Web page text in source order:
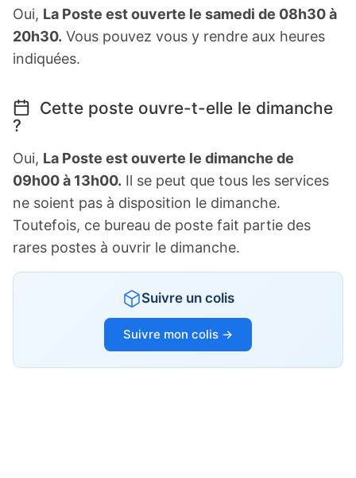
Oui, La Poste est ouverte le samedi de 08h30 à
20h30. Vous pouvez vous y rendre aux heures
indiquées.
Cette poste ouvre-t-elle le dimanche
?
Oui, La Poste est ouverte le dimanche de
09h00 à 13h00. Il se peut que tous les services
ne soient pas à disposition le dimanche.
Toutefois, ce bureau de poste fait partie des
rares postes à ouvrir le dimanche.
Suivre un colis
Suivre mon colis →